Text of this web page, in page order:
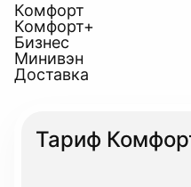
Комфорт
Комфорт+
Бизнес
Минивэн
Доставка
Тариф